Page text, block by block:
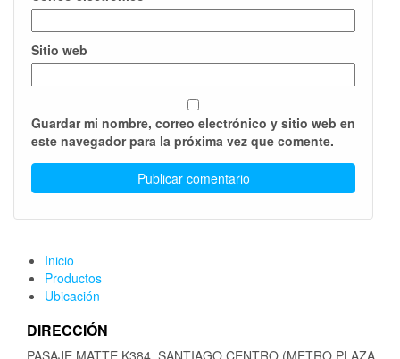
Sitio web
Guardar mi nombre, correo electrónico y sitio web en
este navegador para la próxima vez que comente.
Inicio
Productos
Ubicación
DIRECCIÓN
PASAJE MATTE K384, SANTIAGO CENTRO (METRO PLAZA